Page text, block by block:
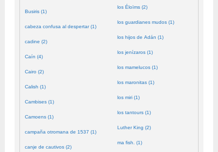
Busiris (1)
cabeza confusa al despertar (1)
cadine (2)
Caín (4)
Cairo (2)
Calish (1)
Cambises (1)
Camoens (1)
campaña otromana de 1537 (1)
canje de cautivos (2)
los Éloïms (2)
los guardianes mudos (1)
los hijos de Adán (1)
los jenízaros (1)
los mamelucos (1)
los maronitas (1)
los miri (1)
los tantours (1)
Luther King (2)
ma fish. (1)